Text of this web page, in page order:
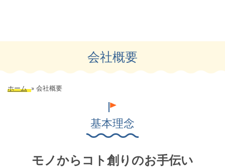
会社概要
ホーム » 会社概要
基本理念
モノからコト創りのお手伝い